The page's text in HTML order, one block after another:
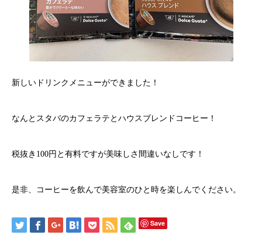
新しいドリンクメニューができました！
なんとスタバのカフェラテとハウスブレンドコーヒー！
税抜き100円と有料ですが美味しさ間違いなしです！
是非、コーヒーを飲んで美容室のひと時を楽しんでください。
Save